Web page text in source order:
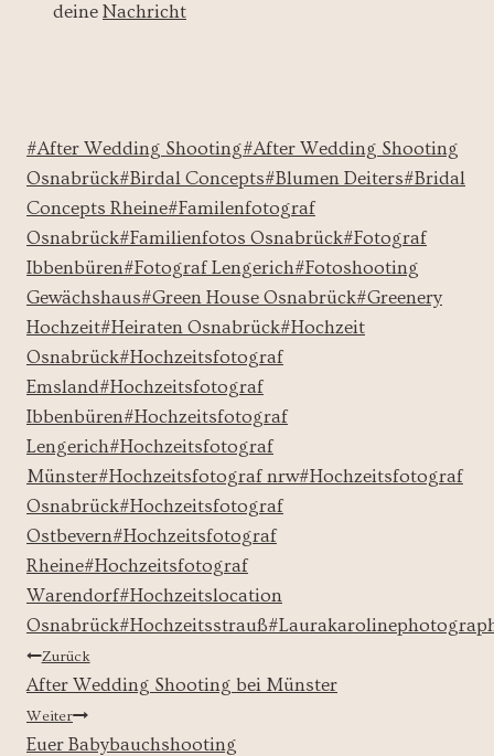
deine Nachricht
Schlagworte:
#After Wedding Shooting#After Wedding Shooting
Osnabrück#Birdal Concepts#Blumen Deiters#Bridal
Concepts Rheine#Familenfotograf
Osnabrück#Familienfotos Osnabrück#Fotograf
Ibbenbüren#Fotograf Lengerich#Fotoshooting
Gewächshaus#Green House Osnabrück#Greenery
Hochzeit#Heiraten Osnabrück#Hochzeit
Osnabrück#Hochzeitsfotograf
Emsland#Hochzeitsfotograf
Ibbenbüren#Hochzeitsfotograf
Lengerich#Hochzeitsfotograf
Münster#Hochzeitsfotograf nrw#Hochzeitsfotograf
Osnabrück#Hochzeitsfotograf
Ostbevern#Hochzeitsfotograf
Rheine#Hochzeitsfotograf
Warendorf#Hochzeitslocation
Osnabrück#Hochzeitsstrauß#
BEITRAGSNAVIGATION
Zurück
After Wedding Shooting bei Münster
Weiter
Euer Babybauchshooting